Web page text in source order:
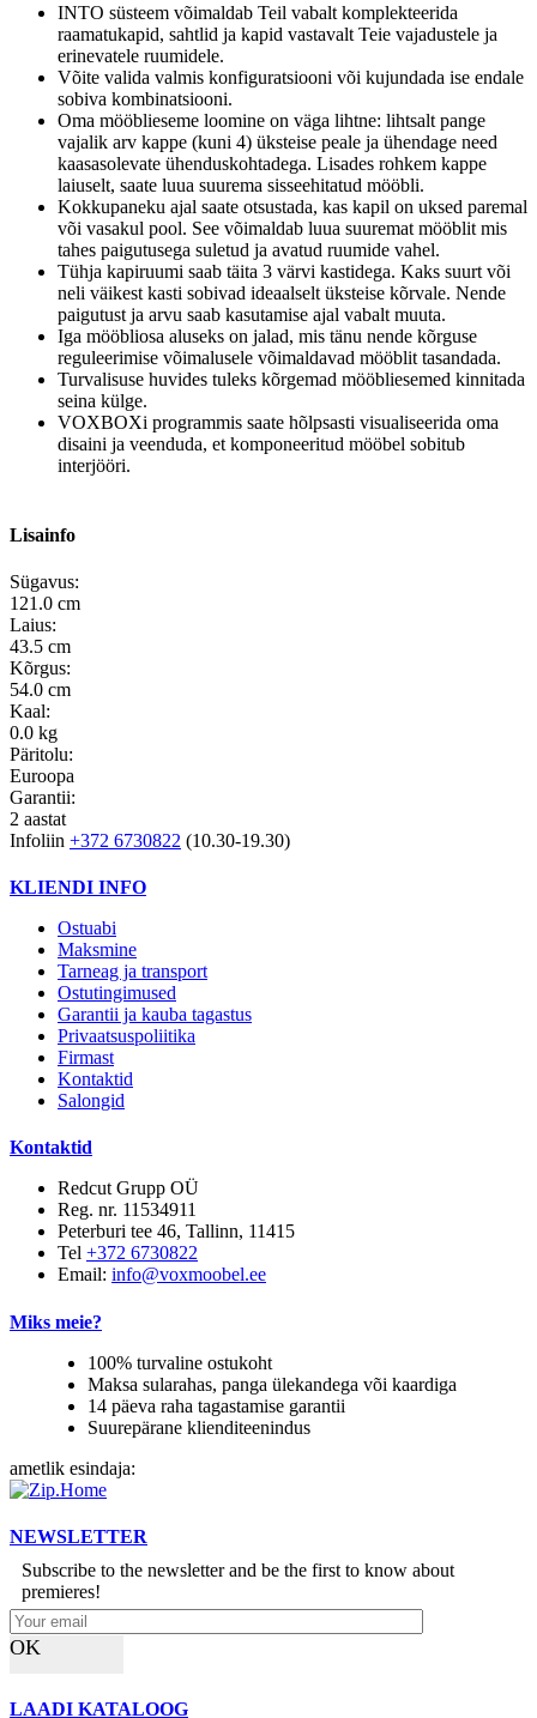
INTO süsteem võimaldab Teil vabalt komplekteerida
raamatukapid, sahtlid ja kapid vastavalt Teie vajadustele ja
erinevatele ruumidele.
Võite valida valmis konfiguratsiooni või kujundada ise endale
sobiva kombinatsiooni.
Oma mööblieseme loomine on väga lihtne: lihtsalt pange
vajalik arv kappe (kuni 4) üksteise peale ja ühendage need
kaasasolevate ühenduskohtadega. Lisades rohkem kappe
laiuselt, saate luua suurema sisseehitatud mööbli.
Kokkupaneku ajal saate otsustada, kas kapil on uksed paremal
või vasakul pool. See võimaldab luua suuremat mööblit mis
tahes paigutusega suletud ja avatud ruumide vahel.
Tühja kapiruumi saab täita 3 värvi kastidega. Kaks suurt või
neli väikest kasti sobivad ideaalselt üksteise kõrvale. Nende
paigutust ja arvu saab kasutamise ajal vabalt muuta.
Iga mööbliosa aluseks on jalad, mis tänu nende kõrguse
reguleerimise võimalusele võimaldavad mööblit tasandada.
Turvalisuse huvides tuleks kõrgemad mööbliesemed kinnitada
seina külge.
VOXBOXi programmis saate hõlpsasti visualiseerida oma
disaini ja veenduda, et komponeeritud mööbel sobitub
interjööri.
Lisainfo
Sügavus:
121.0 cm
Laius:
43.5 cm
Kõrgus:
54.0 cm
Kaal:
0.0 kg
Päritolu:
Euroopa
Garantii:
2 aastat
Infoliin +372 6730822 (10.30-19.30)
KLIENDI INFO
Ostuabi
Maksmine
Tarneag ja transport
Ostutingimused
Garantii ja kauba tagastus
Privaatsuspoliitika
Firmast
Kontaktid
Salongid
Kontaktid
Redcut Grupp OÜ
Reg. nr. 11534911
Peterburi tee 46, Tallinn, 11415
Tel +372 6730822
Email: info@voxmoobel.ee
Miks meie?
100% turvaline ostukoht
Maksa sularahas, panga ülekandega või kaardiga
14 päeva raha tagastamise garantii
Suurepärane klienditeenindus
ametlik esindaja:
NEWSLETTER
Subscribe to the newsletter and be the first to know about
premieres!
OK
LAADI KATALOOG